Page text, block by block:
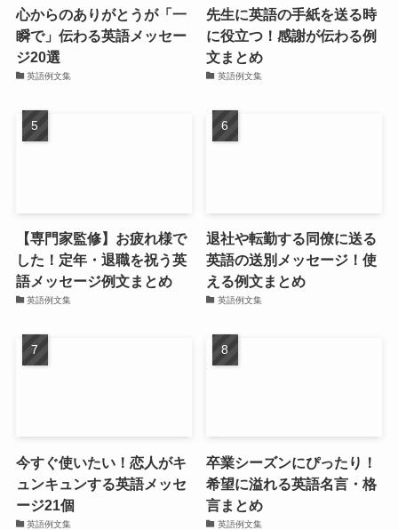
心からのありがとうが「一
瞬で」伝わる英語メッセー
ジ20選
英語例文集
先生に英語の手紙を送る時
に役立つ！感謝が伝わる例
文まとめ
英語例文集
【専門家監修】お疲れ様で
した！定年・退職を祝う英
語メッセージ例文まとめ
英語例文集
退社や転勤する同僚に送る
英語の送別メッセージ！使
える例文まとめ
英語例文集
今すぐ使いたい！恋人がキ
ュンキュンする英語メッセ
ージ21個
英語例文集
卒業シーズンにぴったり！
希望に溢れる英語名言・格
言まとめ
英語例文集